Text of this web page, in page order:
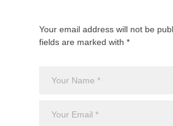
Your email address will not be
fields are marked with *